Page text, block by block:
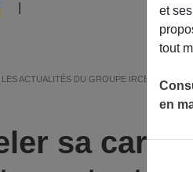
LES ACTUALITÉS DU GROUPE IRCEM
sa carte
et
tout
en